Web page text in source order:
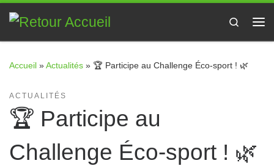
Passer au contenu
Search
Accueil »Actualités » 🏆 Participe au Challenge Éco-sport ! 🌿
ACTUALITÉS
🏆 Participe au
Challenge Éco-sport ! 🌿